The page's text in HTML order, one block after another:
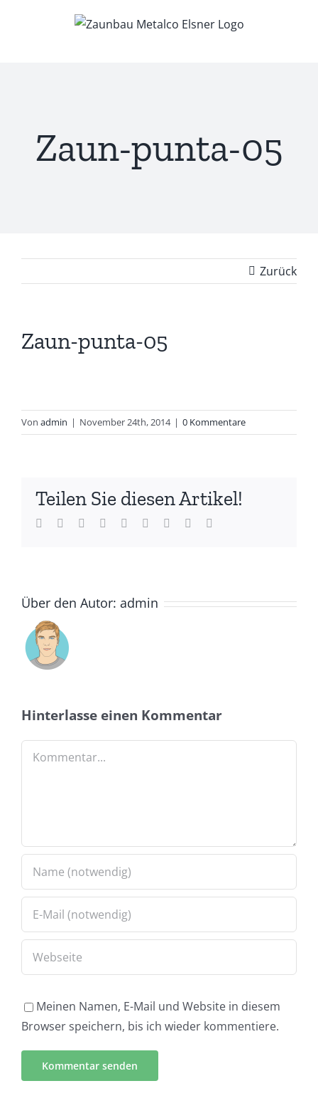
Zaun-punta-05
Zurück
Zaun-punta-05
Von admin | November 24th, 2014 | 0 Kommentare
Teilen Sie diesen Artikel!
Facebook
TwitterLinkedIn
Reddit Whatsapp
TumblrPinterest
Über den Autor: admin
Hinterlasse einen Kommentar
Kommentar
Meinen Namen, E-Mail und Website in diesem
Browser speichern, bis ich wieder kommentiere.